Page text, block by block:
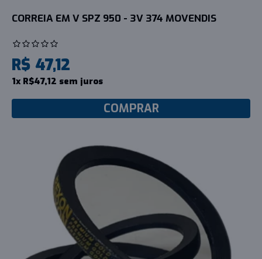
CORREIA EM V SPZ 950 - 3V 374 MOVENDIS
R$ 47,12
1x R$47,12 sem juros
COMPRAR